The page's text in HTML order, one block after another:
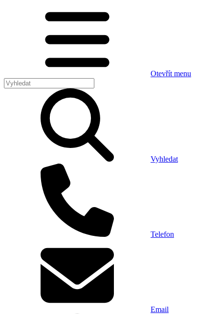
Otevřít menu
Vyhledat
Telefon
Email